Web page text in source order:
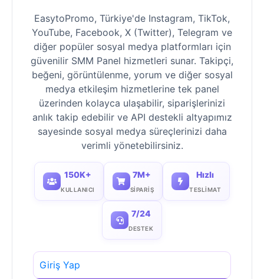
EasytoPromo, Türkiye'de Instagram, TikTok,
YouTube, Facebook, X (Twitter), Telegram ve
diğer popüler sosyal medya platformları için
güvenilir SMM Panel hizmetleri sunar. Takipçi,
beğeni, görüntülenme, yorum ve diğer sosyal
medya etkileşim hizmetlerine tek panel
üzerinden kolayca ulaşabilir, siparişlerinizi
anlık takip edebilir ve API destekli altyapımız
sayesinde sosyal medya süreçlerinizi daha
verimli yönetebilirsiniz.
150K+
KULLANICI
7M+
SIPARIŞ
Hızlı
TESLIMAT
7/24
DESTEK
Giriş Yap